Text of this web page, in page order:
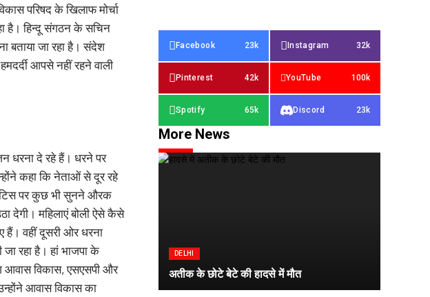
परिषद के खिलाफ मोर्चा
है। हिन्दू संगठन के सचिन
बताया जा रहा है। संदेश
आपसे नहीं रहने वाली
धरना दे रहे हैं। धरने पर
कहा कि नेताओं से दूर रहे
पर कुछ भी सुनने औरक
देगी। महिलाएं बोली ऐसे कैसे
हैं। वहीं दूसरी ओर धरना
रहा है। हां भाजपा के
विकास, एसएसपी और
आवास विकास का
Facebook 23k Instagram 32k
Pinterest 42k YouTube 100k
Spotify 65k Discord 23k
More News
DELHI
अतीक के छोटे बेटे की हादसे में मौत